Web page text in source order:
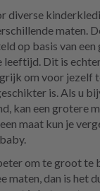
diverse
maten.
op basis van
leeftijd. Dit is
om voor jezelf
is. Als u
kan een grotere
maat kun je
om te groot te
maten, dan is het